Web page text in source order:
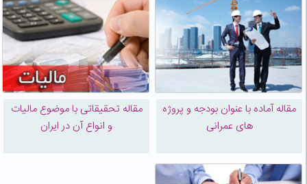
مقاله آماده با عنوان بودجه و پروژه
های عمرانی
مقاله تحقیقاتی با موضوع مالیات
و انواع آن در ایران